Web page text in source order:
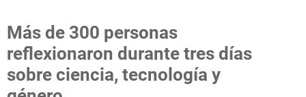
Más de 300 personas
reflexionaron durante tres días
sobre ciencia, tecnología y